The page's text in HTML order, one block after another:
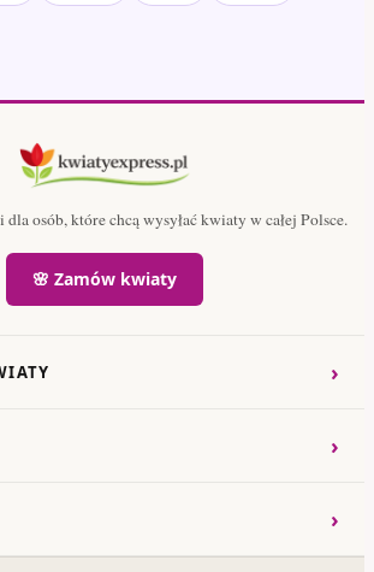
osób, które chcą wysyłać kwiaty w całej Polsce.
🌸 Zamów kwiaty
›
›
›